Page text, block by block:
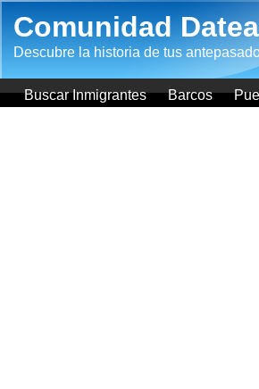
Comunidad
Descubre la historia de tus
Buscar Inmigrantes Barcos